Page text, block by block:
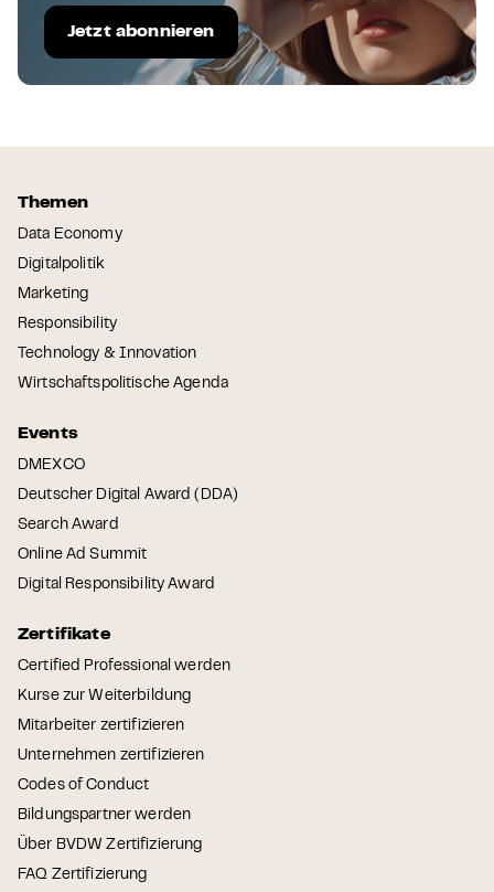
Jetzt abonnieren
Themen
Data Economy
Digitalpolitik
Marketing
Responsibility
Technology & Innovation
Wirtschaftspolitische Agenda
Events
DMEXCO
Deutscher Digital Award (DDA)
Search Award
Online Ad Summit
Digital Responsibility Award
Zertifikate
Certified Professional werden
Kurse zur Weiterbildung
Mitarbeiter zertifizieren
Unternehmen zertifizieren
Codes of Conduct
Bildungspartner werden
Über BVDW Zertifizierung
FAQ Zertifizierung